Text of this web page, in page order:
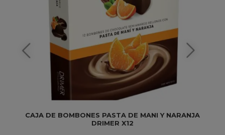
CAJA DE BOMBONES PASTA DE MANI Y NARANJA
DRIMER X12